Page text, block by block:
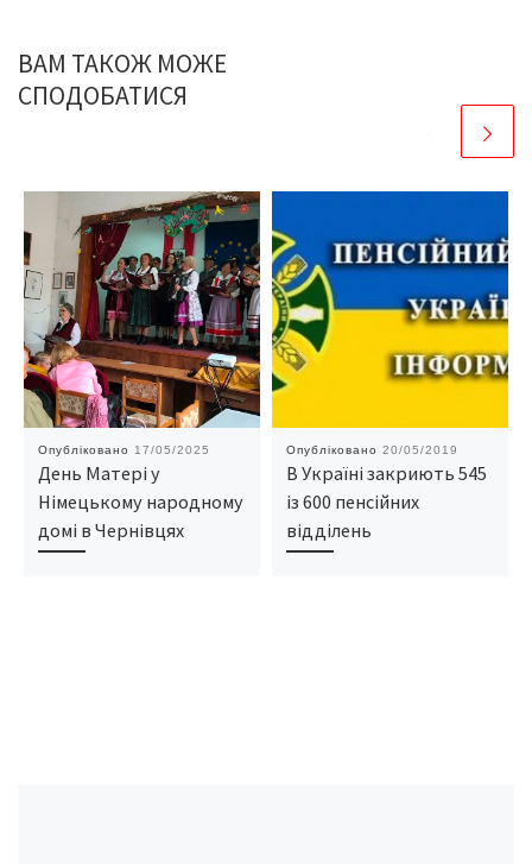
ВАМ ТАКОЖ МОЖЕ
СПОДОБАТИСЯ
Опубліковано 17/05/2025
День Матері у
Німецькому народному
домі в Чернівцях
Опубліковано 20/05/2019
В Україні закриють 545
із 600 пенсійних
відділень